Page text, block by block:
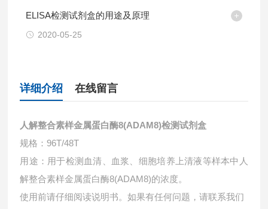
ELISA检测试剂盒的用途及原理
2020-05-25
详细介绍 在线留言
人解整合素样金属蛋白酶8(ADAM8)检测试剂盒
规格：96T/48T
用途：用于检测血清、血浆、细胞培养上清液等样本中 人
解整合素样金属蛋白酶8(ADAM8)的浓度。
使用前请仔细阅读说明书。如果有任何问题，请联系我们